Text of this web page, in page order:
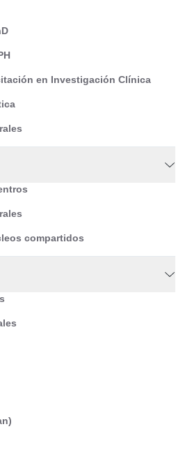
en Investigación Clínica
compartidos